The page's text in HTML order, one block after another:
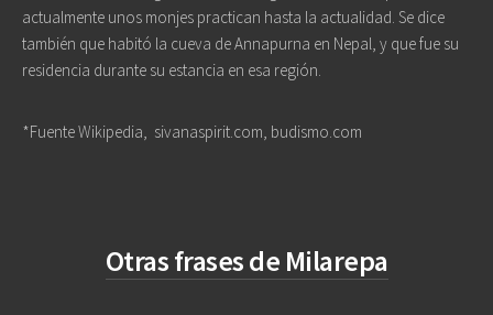
actualmente unos monjes practican hasta la actualidad. Se dice
también que habitó la cueva de Annapurna en Nepal, y que fue su
residencia durante su estancia en esa región.
*Fuente Wikipedia, sivanaspirit.com, budismo.com
Otras frases de Milarepa